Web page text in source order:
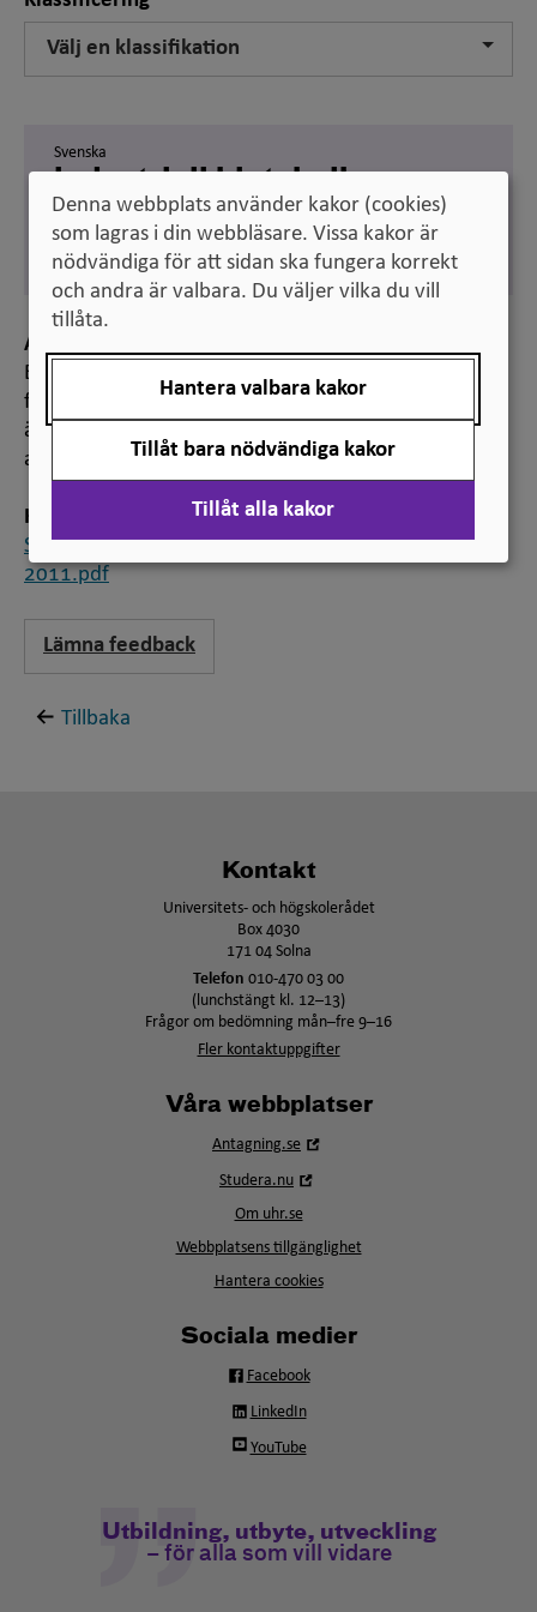
Välj en klassifikation
Svenska
industriell bioteknik
Engelska
industrial biotechnology
Anmärkning
Benämningen används vid klassificering av
forskningsämnen, bland annat för statistiska
ändamål. Den ingår i ”Standard för svensk indelning
av forskningsämnen 2011”.
Hänvisning
Standard för svensk indelning av forskningsämnen
2011.pdf
Lämna feedback
Tillbaka
Kontakt
Universitets- och högskolerådet
Box 4030
171 04 Solna
Telefon 010-470 03 00
(lunchstängt kl. 12–13)
Frågor om bedömning mån–fre 9–16
Fler kontaktuppgifter
Våra webbplatser
Antagning.se
Studera.nu
fönster
Om uhr.se
Webbplatsens tillgänglighet
Hantera cookies
Sociala medier
Facebook
LinkedIn
YouTube
Utbildning, utbyte, utveckling
– för alla som vill vidare
Denna webbplats använder kakor (cookies)
som lagras i din webbläsare. Vissa kakor är
nödvändiga för att sidan ska fungera korrekt
och andra är valbara. Du väljer vilka du vill
tillåta.
Hantera valbara kakor
Tillåt bara nödvändiga kakor
Tillåt alla kakor